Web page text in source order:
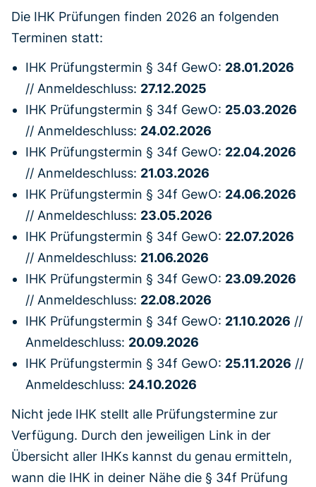
Die IHK Prüfungen finden 2026 an folgenden
Terminen statt:
IHK Prüfungstermin § 34f GewO: 28.01.2026
// Anmeldeschluss: 27.12.2025
IHK Prüfungstermin § 34f GewO: 25.03.2026
// Anmeldeschluss: 24.02.2026
IHK Prüfungstermin § 34f GewO: 22.04.2026
// Anmeldeschluss: 21.03.2026
IHK Prüfungstermin § 34f GewO: 24.06.2026
// Anmeldeschluss: 23.05.2026
IHK Prüfungstermin § 34f GewO: 22.07.2026
// Anmeldeschluss: 21.06.2026
IHK Prüfungstermin § 34f GewO: 23.09.2026
// Anmeldeschluss: 22.08.2026
IHK Prüfungstermin § 34f GewO: 21.10.2026 //
Anmeldeschluss: 20.09.2026
IHK Prüfungstermin § 34f GewO: 25.11.2026 //
Anmeldeschluss: 24.10.2026
Nicht jede IHK stellt alle Prüfungstermine zur
Verfügung. Durch den jeweiligen Link in der
Übersicht aller IHKs kannst du genau ermitteln,
wann die IHK in deiner Nähe die § 34f Prüfung